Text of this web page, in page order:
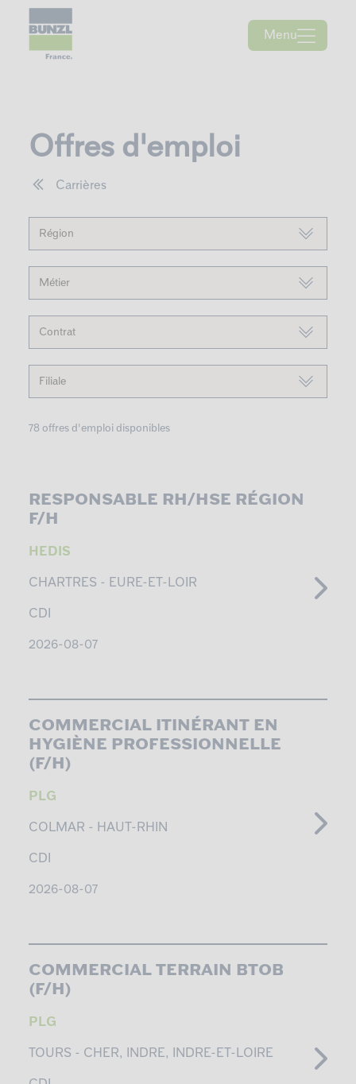
content
Menu
Offres d'emploi
Carrières
78 offres d'emploi disponibles
RESPONSABLE RH/HSE RÉGION
F/H
HEDIS
CHARTRES - EURE-ET-LOIR
CDI
2026-08-07
COMMERCIAL ITINÉRANT EN
HYGIÈNE PROFESSIONNELLE
(F/H)
PLG
COLMAR - HAUT-RHIN
CDI
2026-08-07
COMMERCIAL TERRAIN BTOB
(F/H)
PLG
TOURS - CHER, INDRE, INDRE-ET-LOIRE